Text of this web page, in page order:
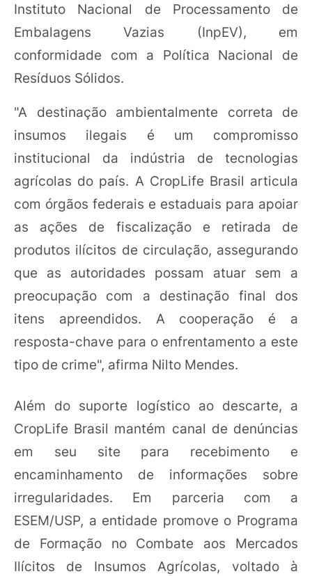
Instituto Nacional de Processamento de
Embalagens Vazias (InpEV), em
conformidade com a Política Nacional de
Resíduos Sólidos.
"A destinação ambientalmente correta de
insumos ilegais é um compromisso
institucional da indústria de tecnologias
agrícolas do país. A CropLife Brasil articula
com órgãos federais e estaduais para apoiar
as ações de fiscalização e retirada de
produtos ilícitos de circulação, assegurando
que as autoridades possam atuar sem a
preocupação com a destinação final dos
itens apreendidos. A cooperação é a
resposta-chave para o enfrentamento a este
tipo de crime", afirma Nilto Mendes.
Além do suporte logístico ao descarte, a
CropLife Brasil mantém canal de denúncias
em seu site para recebimento e
encaminhamento de informações sobre
irregularidades. Em parceria com a
ESEM/USP, a entidade promove o Programa
de Formação no Combate aos Mercados
Ilícitos de Insumos Agrícolas, voltado à